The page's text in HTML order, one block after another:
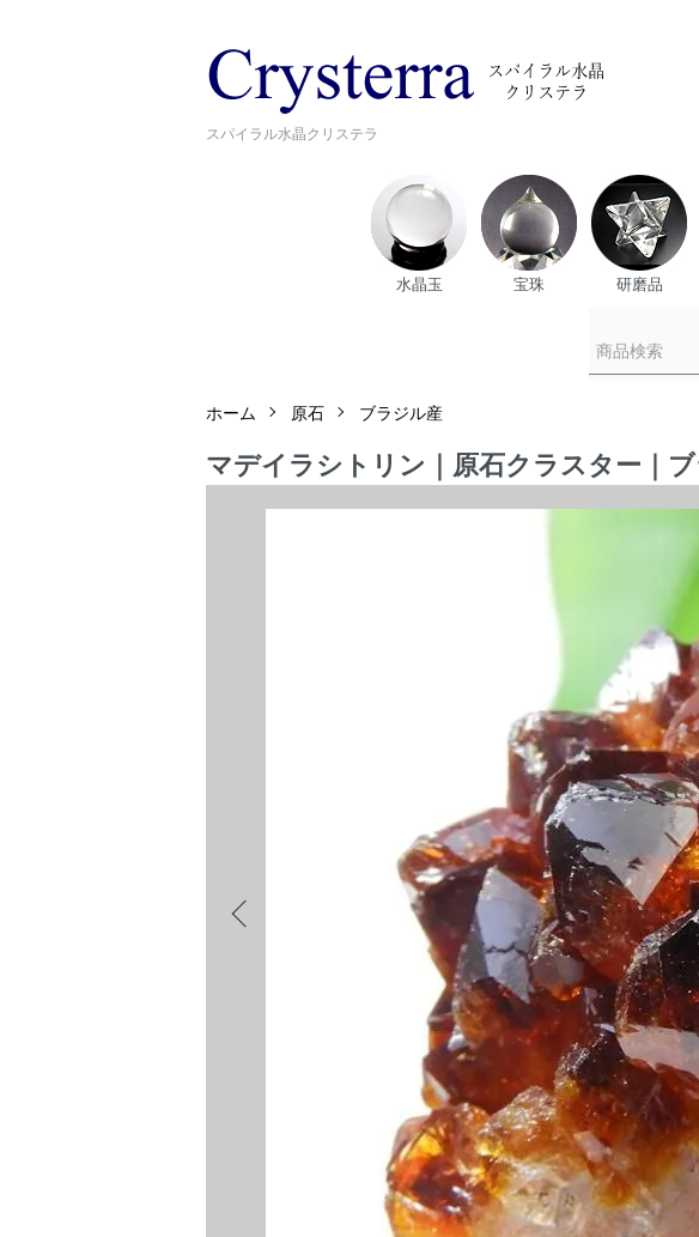
スパイラル水晶クリステラ
水晶玉 宝珠 研磨品
ホーム 原石 ブラジル産
マデイラシトリン｜原石クラスター｜